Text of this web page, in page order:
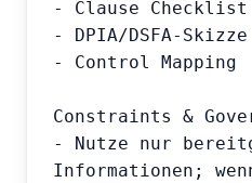
- Clause Checklist
- DPIA/DSFA-
- Control Mapping
Constraints &
- Nutze nur
Informationen;